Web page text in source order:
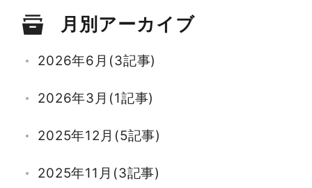
月別アーカイブ
2026年6月(3記事)
2026年3月(1記事)
2025年12月(5記事)
2025年11月(3記事)